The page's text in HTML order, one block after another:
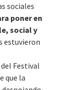
sociales
poner en
social y
estuvieron
Festival
que la